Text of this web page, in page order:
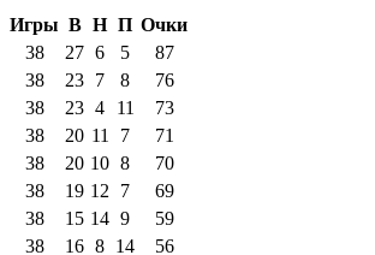
Игры В Н П Очки
38 27 6 5
87
38 23 7 8
76
38 23 4 11
73
38 20 11 7
71
38 20 10 8
70
38 19 12 7
69
38 15 14 9
59
38 16 8 14
56